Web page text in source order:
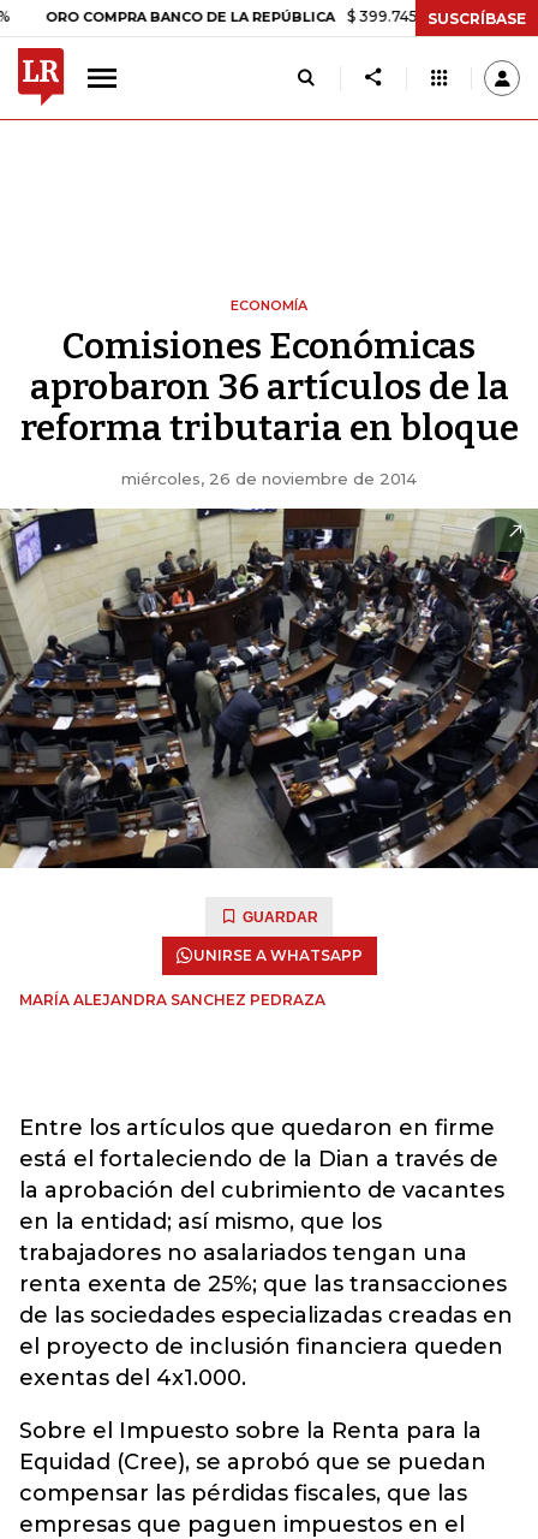
COMPRA BANCO DE LA REPÚBLICA $ 399.745,16 +$ 2.295,71 +0,58%
SUSCRÍBASE
ECONOMÍA
Comisiones Económicas
aprobaron 36 artículos de la
reforma tributaria en bloque
miércoles, 26 de noviembre de 2014
GUARDAR
UNIRSE A WHATSAPP
MARÍA ALEJANDRA SANCHEZ PEDRAZA
Entre los artículos que quedaron en firme
está el fortaleciendo de la Dian a través de
la aprobación del cubrimiento de vacantes
en la entidad; así mismo, que los
trabajadores no asalariados tengan una
renta exenta de 25%; que las transacciones
de las sociedades especializadas creadas en
el proyecto de inclusión financiera queden
exentas del 4x1.000.
Sobre el Impuesto sobre la Renta para la
Equidad (Cree), se aprobó que se puedan
compensar las pérdidas fiscales, que las
empresas que paguen impuestos en el